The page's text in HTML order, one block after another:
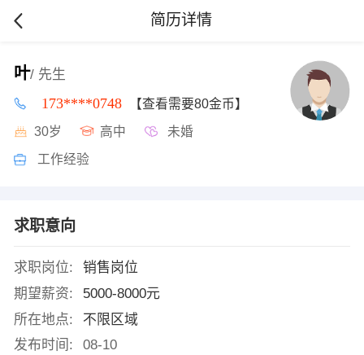
简历详情
叶/ 先生
173****0748 【查看需要80金币】
30岁 高中 未婚
工作经验
求职意向
求职岗位:
销售岗位
期望薪资:
5000-8000元
所在地点:
不限区域
发布时间:
08-10